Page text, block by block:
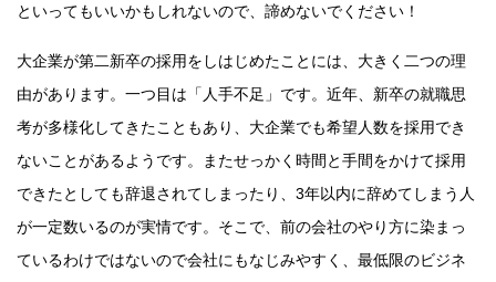
といってもいいかもしれないので、諦めないでください！
大企業が第二新卒の採用をしはじめたことには、大きく二つの理
由があります。一つ目は「人手不足」です。近年、新卒の就職思
考が多様化してきたこともあり、大企業でも希望人数を採用でき
ないことがあるようです。またせっかく時間と手間をかけて採用
できたとしても辞退されてしまったり、3年以内に辞めてしまう人
が一定数いるのが実情です。そこで、前の会社のやり方に染まっ
ているわけではないので会社にもなじみやすく、最低限のビジネ